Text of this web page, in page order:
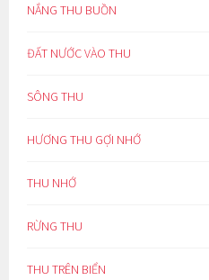
NẮNG THU BUỒN
ĐẤT NƯỚC VÀO THU
SÔNG THU
HƯƠNG THU GỢI NHỚ
THU NHỚ
RỪNG THU
THU TRÊN BIỂN